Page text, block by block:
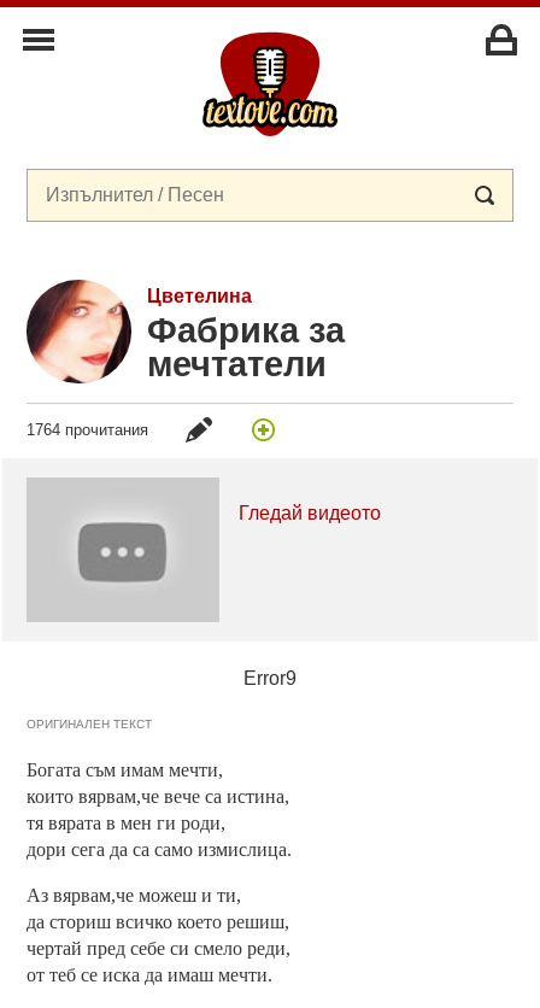
Цветелина
Фабрика за
мечтатели
1764 прочитания
Гледай видеото
Error9
ОРИГИНАЛЕН ТЕКСТ
Богата съм имам мечти,
които вярвам,че вече са истина,
тя вярата в мен ги роди,
дори сега да са само измислица.
Аз вярвам,че можеш и ти,
да сториш всичко което решиш,
чертай пред себе си смело реди,
от теб се иска да имаш мечти.